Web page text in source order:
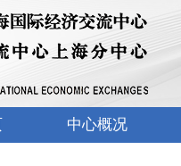
中心概况